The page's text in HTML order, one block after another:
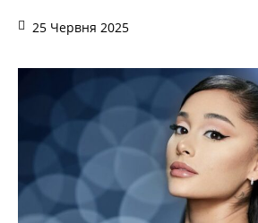
25 Червня 2025